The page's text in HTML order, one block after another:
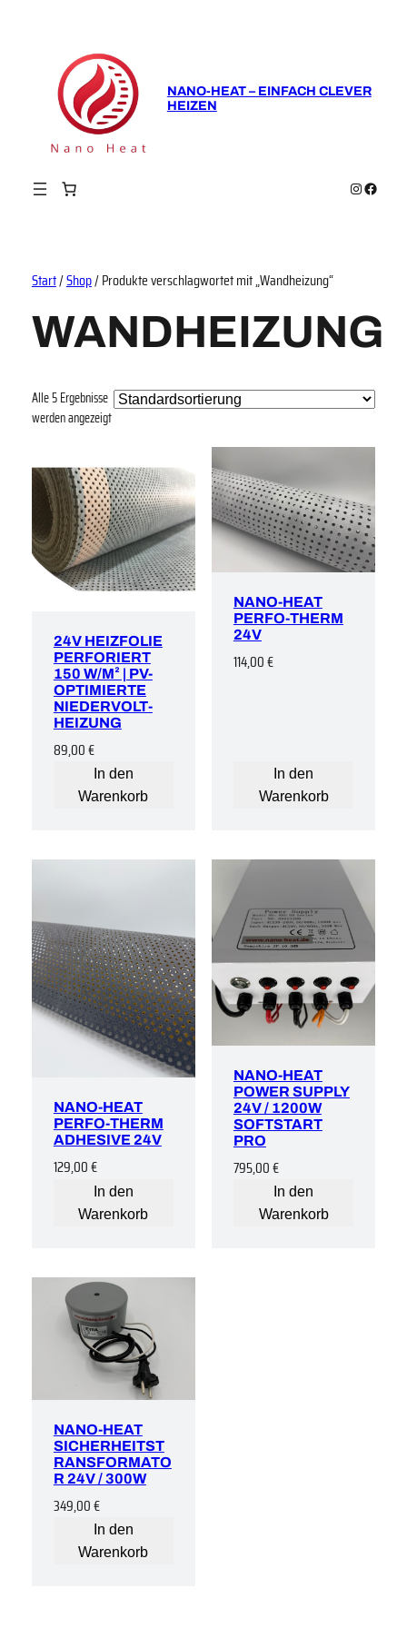
NANO-HEAT – EINFACH CLEVER
HEIZEN
Instagram
Start/Shop/ Produkte verschlagwortet mit „Wandheizung“
WANDHEIZUNG
Alle 5 Ergebnisse
werden angezeigt
24V HEIZFOLIE
PERFORIERT
150 W/M² | PV-
OPTIMIERTE
NIEDERVOLT-
HEIZUNG
89,00€
In den
Warenkorb
NANO-HEAT
PERFO-THERM
24V
114,00€
In den
Warenkorb
NANO-HEAT
PERFO-THERM
ADHESIVE 24V
129,00€
In den
Warenkorb
NANO-HEAT
POWER SUPPLY
24V / 1200W
SOFTSTART
PRO
795,00€
In den
Warenkorb
NANO-HEAT
SICHERHEITST
RANSFORMATO
R 24V / 300W
349,00€
In den
Warenkorb